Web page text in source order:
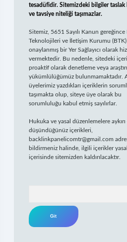
tesadüfidir. Sitemizdeki bilgiler taslak
ve tavsiye niteliği taşımazlar.
Sitemiz, 5651 Sayılı Kanun gereğince
Teknolojileri ve İletişim Kurumu (BTK)
onaylanmış bir Yer Sağlayıcı olarak
vermektedir. Bu nedenle, sitedeki
proaktif olarak denetleme veya
yükümlülüğümüz bulunmamaktadır.
üyelerimiz yazdıkları içeriklerin
taşımakta olup, siteye üye olarak bu
sorumluluğu kabul etmiş sayılırlar.
Hukuka ve yasal düzenlemelere
düşündüğünüz içerikleri,
backlinkpanelicomtr@gmail.com
bildirmeniz halinde, ilgili içerikler
içerisinde sitemizden kaldırılacaktır.